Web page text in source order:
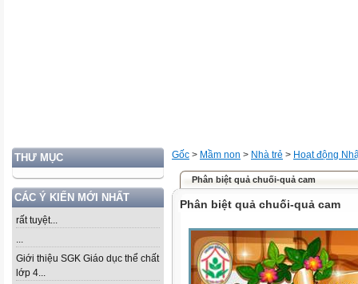
THƯ MỤC
CÁC Ý KIẾN MỚI NHẤT
rất tuyệt...
...
Giới thiệu SGK Giáo dục thể chất
lớp 4...
Gốc > Mầm non > Nhà trẻ > Hoạt động
Phân biệt quả chuối-quả cam
Phân biệt quả chuối-quả cam